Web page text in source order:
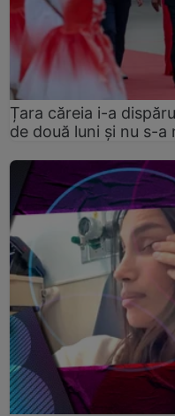
Țara căreia i-a
de două luni și nu s-a